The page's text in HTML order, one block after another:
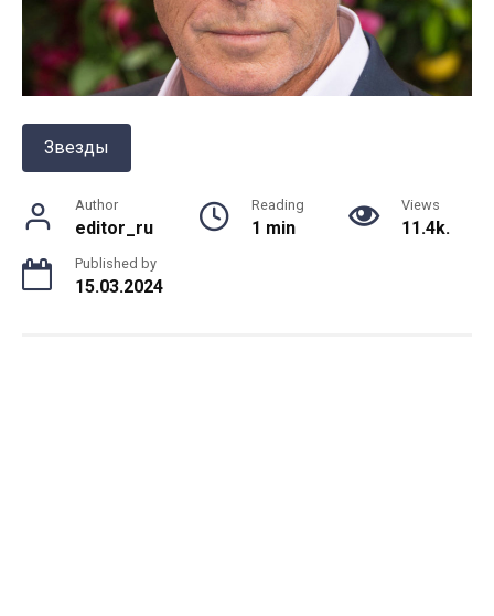
Звезды
Author
editor_ru
Reading
1 min
Views
11.4k.
Published by
15.03.2024